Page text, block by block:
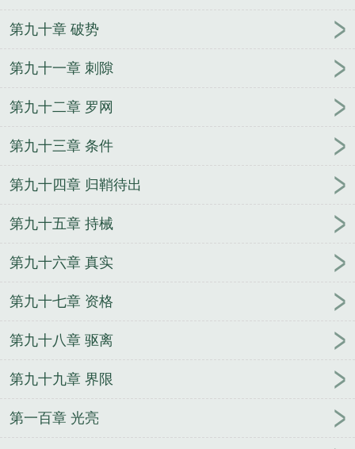
第九十章 破势
第九十一章 刺隙
第九十二章 罗网
第九十三章 条件
第九十四章 归鞘待出
第九十五章 持械
第九十六章 真实
第九十七章 资格
第九十八章 驱离
第九十九章 界限
第一百章 光亮